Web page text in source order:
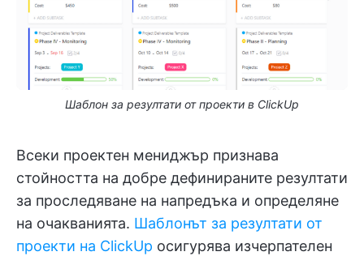
Шаблон за резултати от проекти в ClickUp
Всеки проектен мениджър признава
стойността на добре дефинираните резултати
за проследяване на напредъка и определяне
на очакванията. Шаблонът за резултати от
проекти на ClickUp осигурява изчерпателен